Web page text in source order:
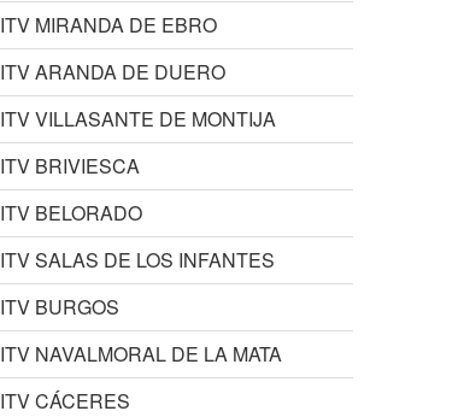
ITV MIRANDA DE EBRO
ITV ARANDA DE DUERO
ITV VILLASANTE DE MONTIJA
ITV BRIVIESCA
ITV BELORADO
ITV SALAS DE LOS INFANTES
ITV BURGOS
ITV NAVALMORAL DE LA MATA
ITV CÁCERES